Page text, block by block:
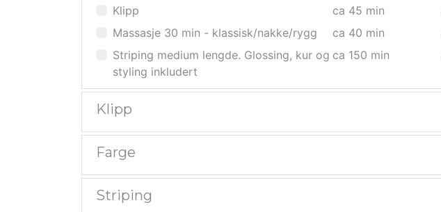
Klipp
ca 45 min
Massasje 30 min - klassisk/nakke/rygg
ca 40 min
Striping medium lengde. Glossing, kur og
styling inkludert
ca 150 min
Klipp
Farge
Striping